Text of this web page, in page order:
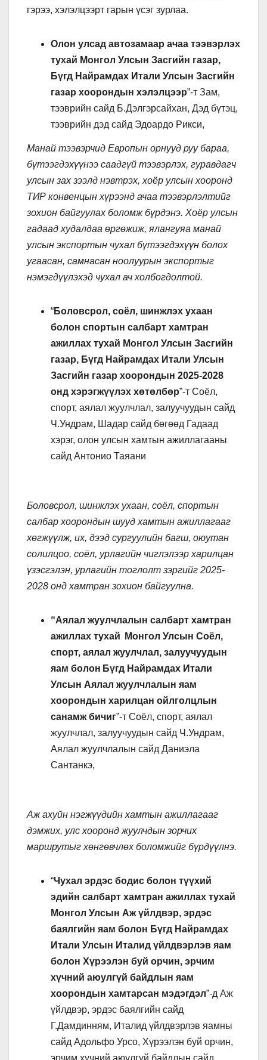
гэрээ, хэлэлцээрт гарын үсэг зурлаа.
Олон улсад автозамаар ачаа тээвэрлэх
тухай Монгол Улсын Засгийн газар,
Бүгд Найрамдах Итали Улсын Засгийн
газар хоорондын хэлэлцээр”-т Зам,
тээврийн сайд Б.Дэлгэрсайхан, Дэд бүтэц,
тээврийн дэд сайд Эдоардо Рикси,
Манай тээвэрчид Европын орнууд руу бараа,
бүтээгдэхүүнээ саадгүй тээвэрлэх, гуравдагч
улсын зах зээлд нэвтрэх, хоёр улсын хооронд
ТИР конвенцын хүрээнд ачаа тээвэрлэлтийг
зохион байгуулах боломж бүрдэнэ. Хоёр улсын
гадаад худалдаа өргөжиж, ялангуяа манай
улсын экспортын чухал бүтээгдэхүүн болох
угаасан, самнасан ноолуурын экспортыг
нэмэгдүүлэхэд чухал ач холбогдолтой.
“Боловсрол, соёл, шинжлэх ухаан
болон спортын салбарт хамтран
ажиллах тухай Монгол Улсын Засгийн
газар, Бүгд Найрамдах Итали Улсын
Засгийн газар хоорондын 2025-2028
онд хэрэгжүүлэх хөтөлбөр”-т Соёл,
спорт, аялал жуулчлал, залуучуудын сайд
Ч.Ундрам, Шадар сайд бөгөөд Гадаад
хэрэг, олон улсын хамтын ажиллагааны
сайд Антонио Таяани
Боловсрол, шинжлэх ухаан, соёл, спортын
салбар хоорондын шууд хамтын ажиллагааг
хөгжүүлж, их, дээд сургуулийн багш, оюутан
солилцоо, соёл, урлагийн чиглэлээр харилцан
үзэсгэлэн, урлагийн тоглолт зэргийг 2025-
2028 онд хамтран зохион байгуулна.
“Аялал жуулчлалын салбарт хамтран
ажиллах тухай Монгол Улсын Соёл,
спорт, аялал жуулчлал, залуучуудын
яам болон Бүгд Найрамдах Итали
Улсын Аялал жуулчлалын яам
хоорондын харилцан ойлголцлын
санамж бичиг”-т Соёл, спорт, аялал
жуулчлал, залуучуудын сайд Ч.Ундрам,
Аялал жуулчлалын сайд Даниэла
Сантанкэ,
Аж ахуйн нэгжүүдийн хамтын ажиллагааг
дэмжих, улс хооронд жуулчдын зорчих
маршрутыг хөнгөвчлөх боломжийг бүрдүүлнэ.
“Чухал эрдэс бодис болон түүхий
эдийн салбарт хамтран ажиллах тухай
Монгол Улсын Аж үйлдвэр, эрдэс
баялгийн яам болон Бүгд Найрамдах
Итали Улсын Италид үйлдвэрлэв яам
болон Хүрээлэн буй орчин, эрчим
хүчний аюулгүй байдлын яам
хоорондын хамтарсан мэдэгдэл”-д Аж
үйлдвэр, эрдэс баялгийн сайд
Г.Дамдинням, Италид үйлдвэрлэв яамны
cайд Адольфо Урсо, Хүрээлэн буй орчин,
эрчим хүчний аюулгүй байдлын сайд